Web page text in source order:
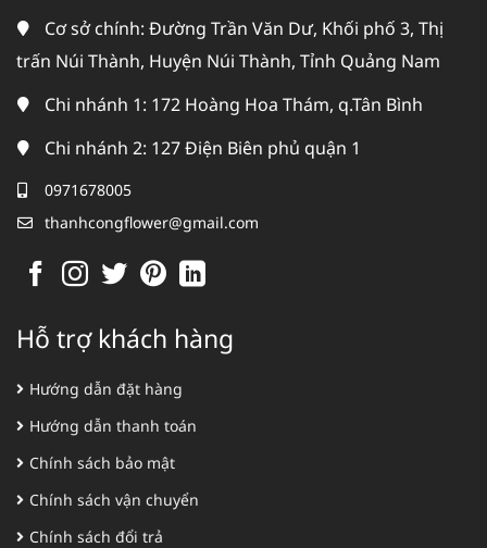
Cơ sở chính: Đường Trần Văn Dư, Khối phố 3, Thị
trấn Núi Thành, Huyện Núi Thành, Tỉnh Quảng Nam
Chi nhánh 1: 172 Hoàng Hoa Thám, q.Tân Bình
Chi nhánh 2: 127 Điện Biên phủ quận 1
0971678005
thanhcongflower@gmail.com
Hỗ trợ khách hàng
Hướng dẫn đặt hàng
Hướng dẫn thanh toán
Chính sách bảo mật
Chính sách vận chuyển
Chính sách đổi trả